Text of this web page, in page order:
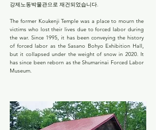
강제노동박물관으로 재건되었습니다.
The former Koukenji Temple was a place to mourn the
victims who lost their lives due to forced labor during
the war. Since 1995, it has been conveying the history
of forced labor as the Sasano Bohyo Exhibition Hall,
but it collapsed under the weight of snow in 2020. It
has since been reborn as the Shumarinai Forced Labor
Museum.